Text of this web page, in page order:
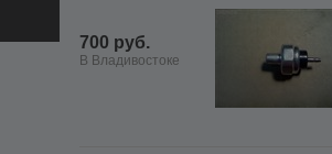
700 руб.
В Владивостоке